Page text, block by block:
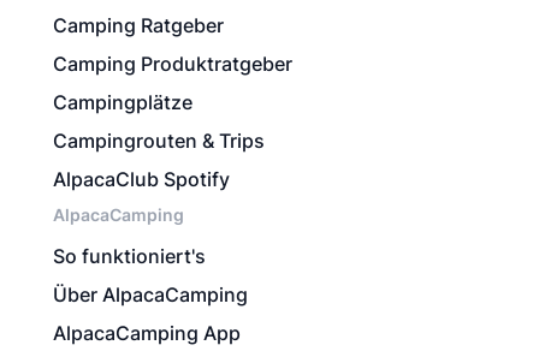
Camping Ratgeber
Camping Produktratgeber
Campingplätze
Campingrouten & Trips
AlpacaClub Spotify
AlpacaCamping
So funktioniert's
Über AlpacaCamping
AlpacaCamping App